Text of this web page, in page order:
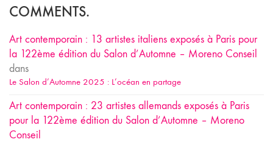
COMMENTS.
Art contemporain : 13 artistes italiens exposés à Paris pour
la 122ème édition du Salon d’Automne – Moreno Conseil
dans
Le Salon d’Automne 2025 : L’océan en partage
Art contemporain : 23 artistes allemands exposés à Paris
pour la 122ème édition du Salon d’Automne – Moreno
Conseil